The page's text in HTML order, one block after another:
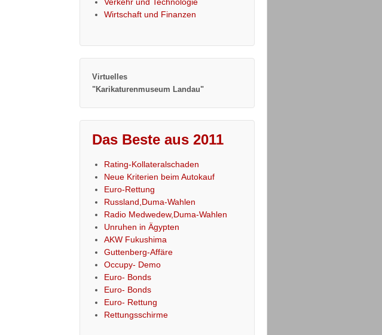
Wirtschaft und Finanzen
Virtuelles
"Karikaturenmuseum Landau"
Das Beste aus 2011
Rating-Kollateralschaden
Neue Kriterien beim Autokauf
Euro-Rettung
Russland,Duma-Wahlen
Radio Medwedew,Duma-Wahlen
Unruhen in Ägypten
AKW Fukushima
Guttenberg-Affäre
Occupy- Demo
Euro- Bonds
Euro- Bonds
Euro- Rettung
Rettungsschirme